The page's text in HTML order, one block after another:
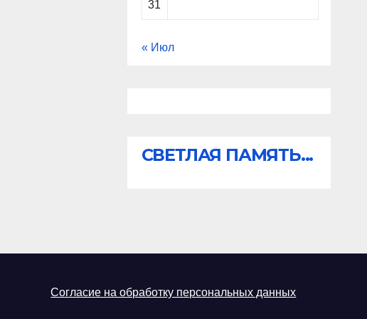
31
« Июл
СВЕТЛАЯ ПАМЯТЬ...
Согласие на обработку персональных данных